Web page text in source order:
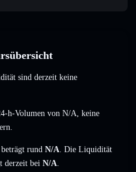
sind derzeit keine
h-Volumen von N/A, keine
rund N/A. Die Liquidität
derzeit bei N/A.